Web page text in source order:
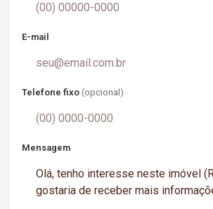
E-mail
Telefone fixo (opcional)
Mensagem